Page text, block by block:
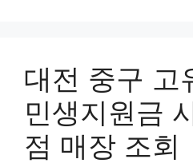
대전 중구 고
민생지원금
점 매장 조회